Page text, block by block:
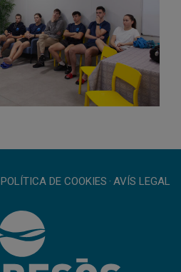
POLÍTICA DE COOKIES · AVÍS LEGAL